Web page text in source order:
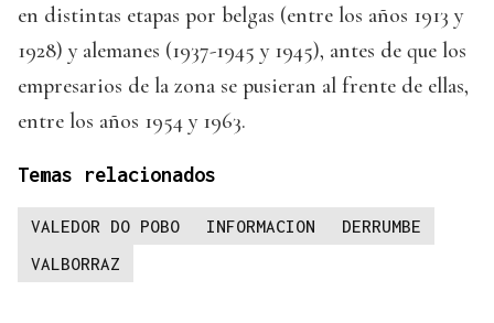
en distintas etapas por belgas (entre los años 1913 y
1928) y alemanes (1937-1945 y 1945), antes de que los
empresarios de la zona se pusieran al frente de ellas,
entre los años 1954 y 1963.
Temas relacionados
VALEDOR DO POBO INFORMACION
DERRUMBE
VALBORRAZ